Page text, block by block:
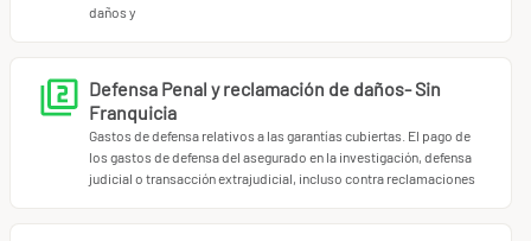
daños y
Defensa Penal y reclamación de daños- Sin
Franquicia
Gastos de defensa relativos a las garantías cubiertas. El pago de
los gastos de defensa del asegurado en la investigación, defensa
judicial o transacción extrajudicial, incluso contra reclamaciones